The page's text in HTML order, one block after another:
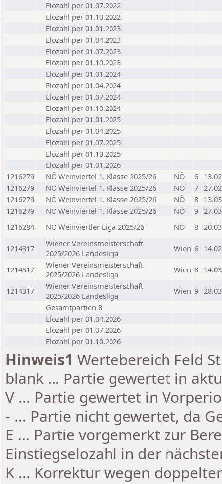
Elozahl per 01.07.2022
Elozahl per 01.10.2022
Elozahl per 01.01.2023
Elozahl per 01.04.2023
Elozahl per 01.07.2023
Elozahl per 01.10.2023
Elozahl per 01.01.2024
Elozahl per 01.04.2024
Elozahl per 01.07.2024
Elozahl per 01.10.2024
Elozahl per 01.01.2025
Elozahl per 01.04.2025
Elozahl per 01.07.2025
Elozahl per 01.10.2025
Elozahl per 01.01.2026
1216279
NÖ Weinviertel 1. Klasse 2025/26 NÖ 6
1216279
NÖ Weinviertel 1. Klasse 2025/26 NÖ 7
1216279
NÖ Weinviertel 1. Klasse 2025/26 NÖ 8
1216279
NÖ Weinviertel 1. Klasse 2025/26 NÖ 9
1216284
NÖ Weinviertler Liga 2025/26 NÖ 8
1214317
Wiener Vereinsmeisterschaft
2025/2026 Landesliga
Wien 6
1214317
Wiener Vereinsmeisterschaft
2025/2026 Landesliga
Wien 8
1214317
Wiener Vereinsmeisterschaft
2025/2026 Landesliga
Wien 9
Gesamtpartien 8
Elozahl per 01.04.2026
Elozahl per 01.07.2026
Elozahl per 01.10.2026
Hinweis1 Wertebereich Feld
blank ... Partie gewertet in
V ... Partie gewertet in
- ... Partie nicht gewertet, da
E ... Partie vorgemerkt zur
Einstiegselozahl in der
K ... Korrektur wegen